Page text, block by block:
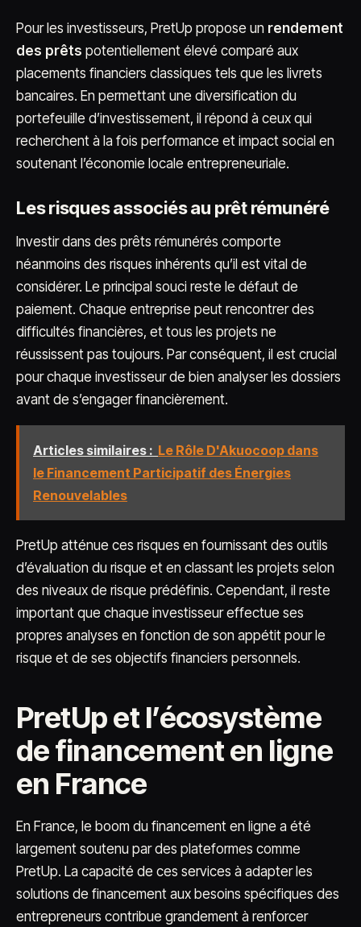
Pour les investisseurs, PretUp propose un rendement
des prêts potentiellement élevé comparé aux
placements financiers classiques tels que les livrets
bancaires. En permettant une diversification du
portefeuille d’investissement, il répond à ceux qui
recherchent à la fois performance et impact social en
soutenant l’économie locale entrepreneuriale.
Les risques associés au prêt rémunéré
Investir dans des prêts rémunérés comporte
néanmoins des risques inhérents qu’il est vital de
considérer. Le principal souci reste le défaut de
paiement. Chaque entreprise peut rencontrer des
difficultés financières, et tous les projets ne
réussissent pas toujours. Par conséquent, il est crucial
pour chaque investisseur de bien analyser les dossiers
avant de s’engager financièrement.
Articles similaires : Le Rôle D'Akuocoop dans
le Financement Participatif des Énergies
Renouvelables
PretUp atténue ces risques en fournissant des outils
d’évaluation du risque et en classant les projets selon
des niveaux de risque prédéfinis. Cependant, il reste
important que chaque investisseur effectue ses
propres analyses en fonction de son appétit pour le
risque et de ses objectifs financiers personnels.
PretUp et l’écosystème
de financement en ligne
en France
En France, le boom du financement en ligne a été
largement soutenu par des plateformes comme
PretUp. La capacité de ces services à adapter les
solutions de financement aux besoins spécifiques des
entrepreneurs contribue grandement à renforcer